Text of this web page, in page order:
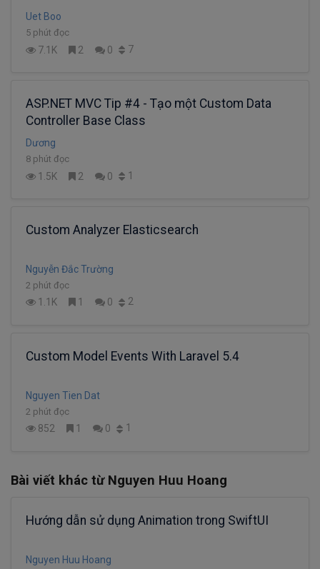
Uet Boo
5 phút đọc
7.1K 2 0 7
ASP.NET MVC Tip #4 - Tạo một Custom Data
Controller Base Class
Dương
8 phút đọc
1.5K 2 0 1
Custom Analyzer Elasticsearch
Nguyễn Đắc Trường
2 phút đọc
1.1K 1 0 2
Custom Model Events With Laravel 5.4
Nguyen Tien Dat
2 phút đọc
852 1 0 1
Bài viết khác từ Nguyen Huu Hoang
Hướng dẫn sử dụng Animation trong SwiftUI
Nguyen Huu Hoang